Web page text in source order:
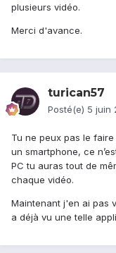
plusieurs vidéo.
Merci d'avance.
turican57
Posté(e) 5 juin
Tu ne peux pas le
un smartphone, ce
PC tu auras tout de
chaque vidéo.
Maintenant j'en ai pas
a déjà vu une telle